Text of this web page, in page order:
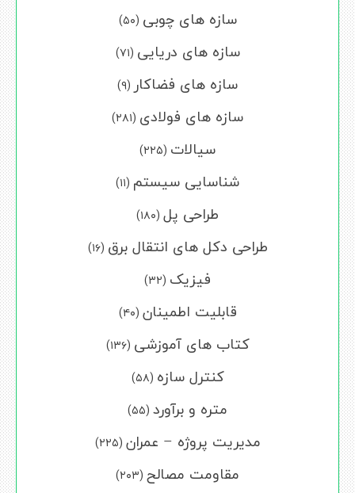
سازه های چوبی (۵۰)
سازه های دریایی (۷۱)
سازه های فضاکار (۹)
سازه های فولادی (۲۸۱)
سیالات (۲۲۵)
شناسایی سیستم (۱۱)
طراحی پل (۱۸۰)
طراحی دکل های انتقال برق (۱۶)
فیزیک (۳۲)
قابلیت اطمینان (۴۰)
کتاب های آموزشی (۱۳۶)
کنترل سازه (۵۸)
متره و برآورد (۵۵)
مدیریت پروژه – عمران (۲۲۵)
مقاومت مصالح (۲۰۳)